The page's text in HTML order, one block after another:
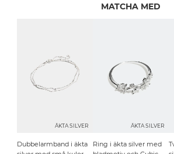
MATCHA MED
ÄKTA SILVER
Dubbelarmband i äkta
ÄKTA SILVER
Ring i äkta silver med